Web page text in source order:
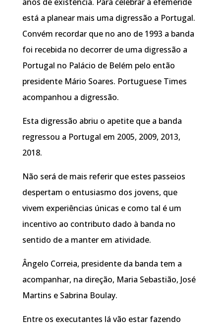
está a planear mais uma digressão a Portugal.
Convém recordar que no ano de 1993 a banda
foi recebida no decorrer de uma digressão a
Portugal no Palácio de Belém pelo então
presidente Mário Soares. Portuguese Times
acompanhou a digressão.
Esta digressão abriu o apetite que a banda
regressou a Portugal em 2005, 2009, 2013,
2018.
Não será de mais referir que estes passeios
despertam o entusiasmo dos jovens, que
vivem experiências únicas e como tal é um
incentivo ao contributo dado à banda no
sentido de a manter em atividade.
Ângelo Correia, presidente da banda tem a
acompanhar, na direção, Maria Sebastião, José
Martins e Sabrina Boulay.
Entre os executantes lá vão estar fazendo